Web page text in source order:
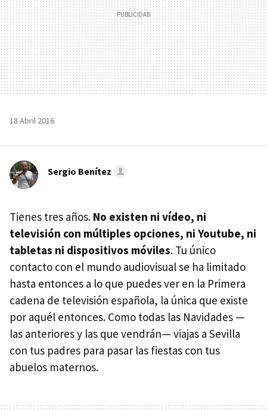
18 Abril 2016
Sergio Benítez
Tienes tres años. No existen ni vídeo, ni
televisión con múltiples opciones, ni Youtube, ni
tabletas ni dispositivos móviles. Tu único
contacto con el mundo audiovisual se ha limitado
hasta entonces a lo que puedes ver en la Primera
cadena de televisión española, la única que existe
por aquél entonces. Como todas las Navidades —
las anteriores y las que vendrán— viajas a Sevilla
con tus padres para pasar las fiestas con tus
abuelos maternos.